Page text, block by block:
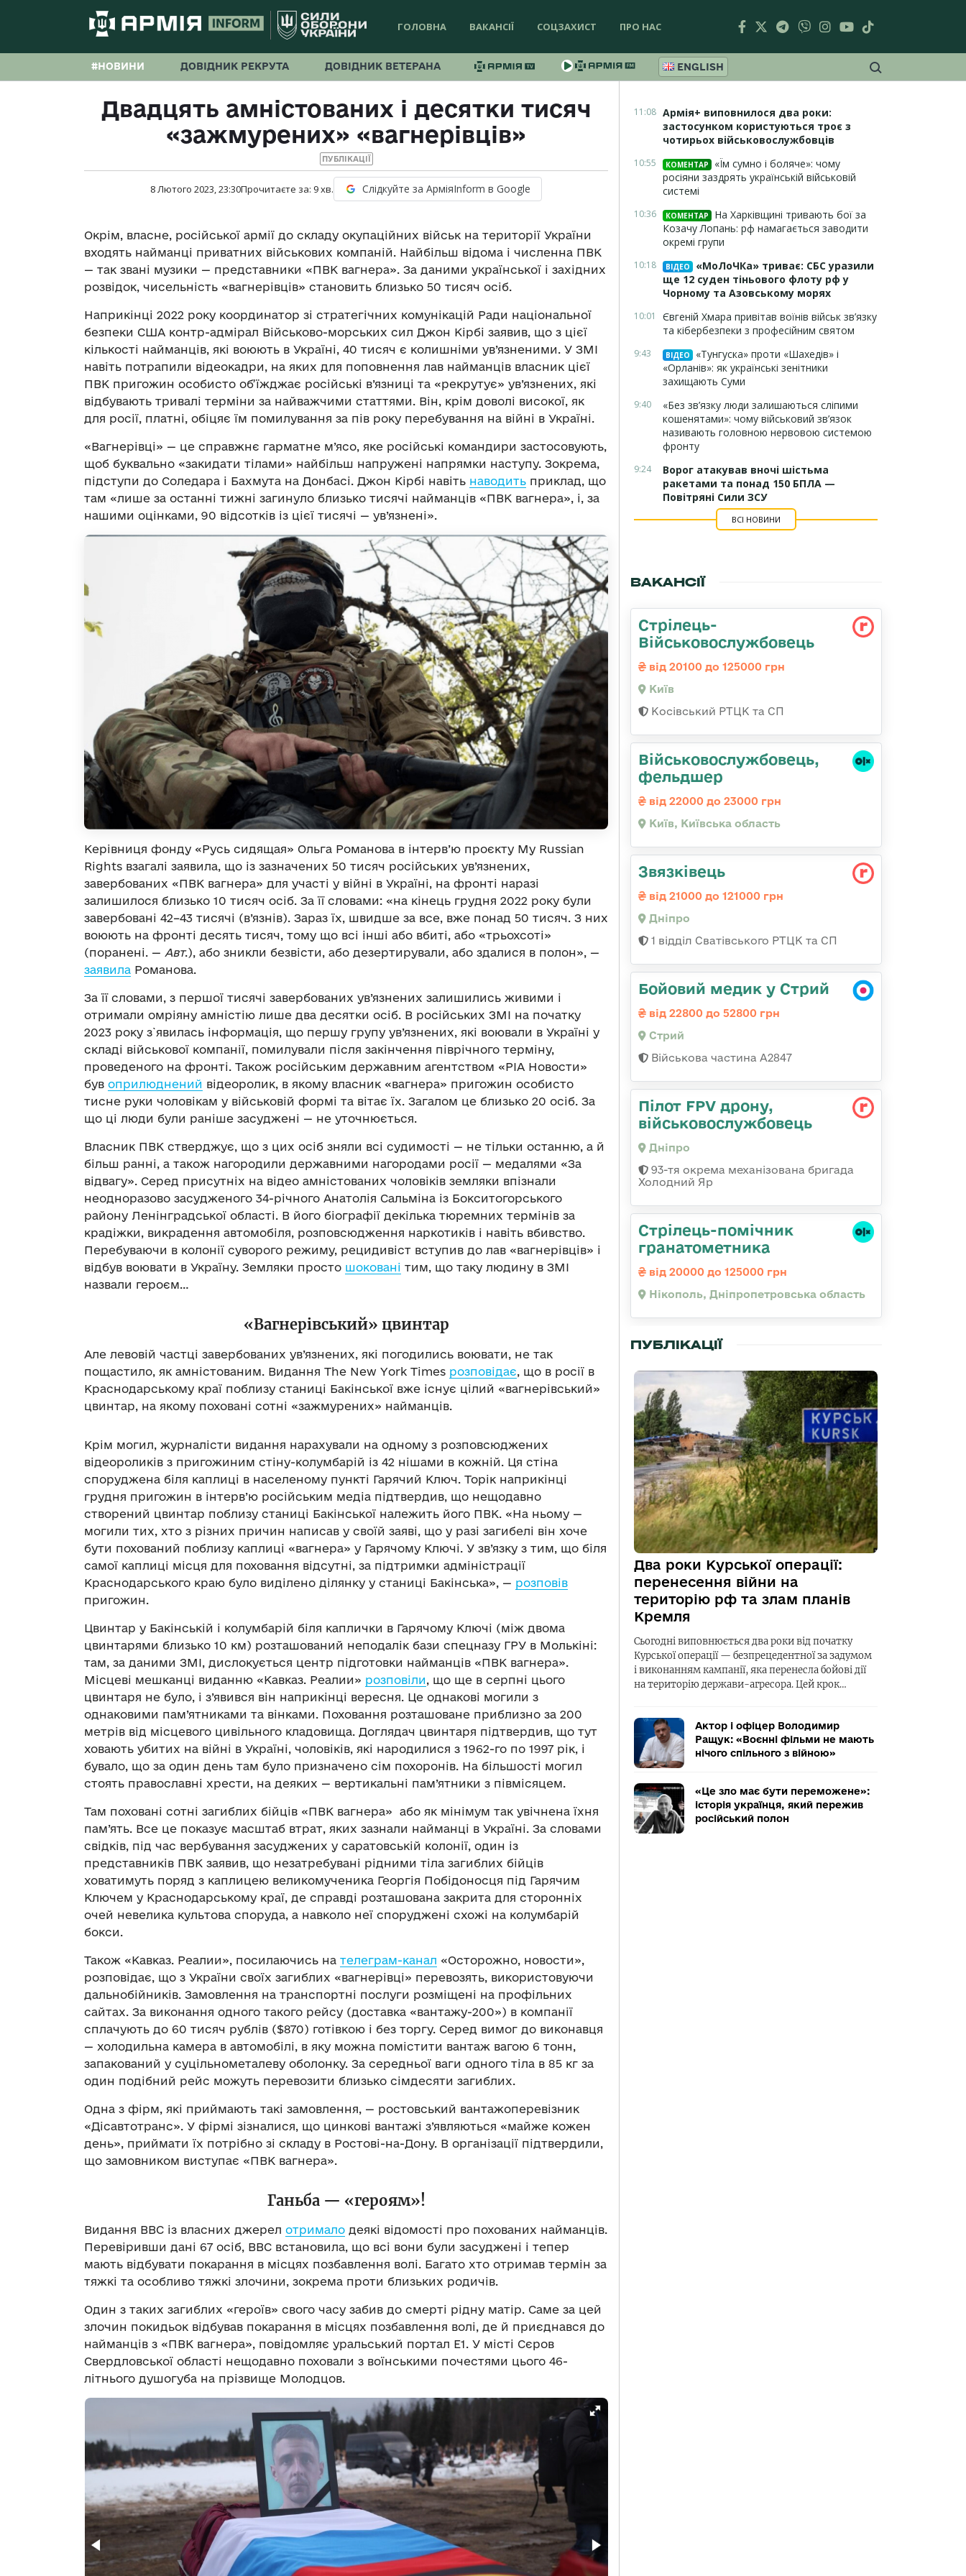
ГОЛОВНА ВАКАНСІЇ СОЦЗАХИСТ ПРО НАС
#НОВИНИ ДОВІДНИК РЕКРУТА ДОВІДНИК ВЕТЕРАНА ENGLISH
Двадцять амністованих і десятки тисяч
«зажмурених» «вагнерівців»
ПУБЛІКАЦІЇ
8 Лютого 2023, 23:30Прочитаєте за: 9хв. Слідкуйте за АрміяInform в Google
Окрім, власне, російської армії до складу окупаційних військ на території України
входять найманці приватних військових компаній. Найбільш відома і численна ПВК
— так звані музики — представники «ПВК вагнера». За даними української і західних
розвідок, чисельність «вагнерівців» становить близько 50 тисяч осіб.
Наприкінці 2022 року координатор зі стратегічних комунікацій Ради національної
безпеки США контр-адмірал Військово-морських сил Джон Кірбі заявив, що з цієї
кількості найманців, які воюють в Україні, 40 тисяч є колишніми ув’язненими. У ЗМІ
навіть потрапили відеокадри, на яких для поповнення лав найманців власник цієї
ПВК пригожин особисто об’їжджає російські в’язниці та «рекрутує» ув’язнених, які
відбувають тривалі терміни за найважчими статтями. Він, крім доволі високої, як
для росії, платні, обіцяє їм помилування за пів року перебування на війні в Україні.
«Вагнерівці» — це справжнє гарматне м’ясо, яке російські командири застосовують,
щоб буквально «закидати тілами» найбільш напружені напрямки наступу. Зокрема,
підступи до Соледара і Бахмута на Донбасі. Джон Кірбі навіть наводить приклад, що
там «лише за останні тижні загинуло близько тисячі найманців «ПВК вагнера», і, за
нашими оцінками, 90 відсотків із цієї тисячі — ув’язнені».
Керівниця фонду «Русь сидящая» Ольга Романова в інтерв’ю проєкту My Russian
Rights взагалі заявила, що із зазначених 50 тисяч російських ув’язнених,
завербованих «ПВК вагнера» для участі у війні в Україні, на фронті наразі
залишилося близько 10 тисяч осіб. За її словами: «на кінець грудня 2022 року були
завербовані 42–43 тисячі (в’язнів). Зараз їх, швидше за все, вже понад 50 тисяч. З них
воюють на фронті десять тисяч, тому що всі інші або вбиті, або «трьохсоті»
(поранені. — Авт.), або зникли безвісти, або дезертирували, або здалися в полон», —
заявила Романова.
За її словами, з першої тисячі завербованих ув’язнених залишились живими і
отримали омріяну амністію лише два десятки осіб. В російських ЗМІ на початку
2023 року з`явилась інформація, що першу групу ув’язнених, які воювали в Україні у
складі військової компанії, помилували після закінчення піврічного терміну,
проведеного на фронті. Також російським державним агентством «РІА Новости»
був оприлюднений відеоролик, в якому власник «вагнера» пригожин особисто
тисне руки чоловікам у військовій формі та вітає їх. Загалом це близько 20 осіб. За
що ці люди були раніше засуджені — не уточнюється.
Власник ПВК стверджує, що з цих осіб зняли всі судимості — не тільки останню, а й
більш ранні, а також нагородили державними нагородами росії — медалями «За
відвагу». Серед присутніх на відео амністованих чоловіків земляки впізнали
неодноразово засудженого 34-річного Анатолія Сальміна із Бокситогорського
району Ленінградської області. В його біографії декілька тюремних термінів за
крадіжки, викрадення автомобіля, розповсюдження наркотиків і навіть вбивство.
Перебуваючи в колонії суворого режиму, рецидивіст вступив до лав «вагнерівців» і
відбув воювати в Україну. Земляки просто шоковані тим, що таку людину в ЗМІ
назвали героєм…
«Вагнерівський» цвинтар
Але левовій частці завербованих ув’язнених, які погодились воювати, не так
пощастило, як амністованим. Видання The New York Times розповідає, що в росії в
Краснодарському краї поблизу станиці Бакінської вже існує цілий «вагнерівський»
цвинтар, на якому поховані сотні «зажмурених» найманців.
Крім могил, журналісти видання нарахували на одному з розповсюджених
відеороликів з пригожиним стіну-колумбарій із 42 нішами в кожній. Ця стіна
споруджена біля каплиці в населеному пункті Гарячий Ключ. Торік наприкінці
грудня пригожин в інтерв’ю російським медіа підтвердив, що нещодавно
створений цвинтар поблизу станиці Бакінської належить його ПВК. «На ньому —
могили тих, хто з різних причин написав у своїй заяві, що у разі загибелі він хоче
бути похований поблизу каплиці «вагнера» у Гарячому Ключі. У зв’язку з тим, що біля
самої каплиці місця для поховання відсутні, за підтримки адміністрації
Краснодарського краю було виділено ділянку у станиці Бакінська», — розповів
пригожин.
Цвинтар у Бакінській і колумбарій біля каплички в Гарячому Ключі (між двома
цвинтарями близько 10 км) розташований неподалік бази спецназу ГРУ в Молькіні:
там, за даними ЗМІ, дислокується центр підготовки найманців «ПВК вагнера».
Місцеві мешканці виданню «Кавказ. Реалии» розповіли, що ще в серпні цього
цвинтаря не було, і з’явився він наприкінці вересня. Це однакові могили з
однаковими пам’ятниками та вінками. Поховання розташоване приблизно за 200
метрів від місцевого цивільного кладовища. Доглядач цвинтаря підтвердив, що тут
ховають убитих на війні в Україні, чоловіків, які народилися з 1962-го по 1997 рік, і
бувало, що за один день там було призначено сім похоронів. На більшості могил
стоять православні хрести, на деяких — вертикальні пам’ятники з півмісяцем.
Там поховані сотні загиблих бійців «ПВК вагнера» або як мінімум так увічнена їхня
пам’ять. Все це показує масштаб втрат, яких зазнали найманці в Україні. За словами
свідків, під час вербування засуджених у саратовській колонії, один із
представників ПВК заявив, що незатребувані рідними тіла загиблих бійців
ховатимуть поряд з каплицею великомученика Георгія Побідоносця під Гарячим
Ключем у Краснодарському краї, де справді розташована закрита для сторонніх
очей невелика культова споруда, а навколо неї споруджені схожі на колумбарій
бокси.
Також «Кавказ. Реалии», посилаючись на телеграм-канал «Осторожно, новости»,
розповідає, що з України своїх загиблих «вагнерівці» перевозять, використовуючи
дальнобійників. Замовлення на транспортні послуги розміщені на профільних
сайтах. За виконання одного такого рейсу (доставка «вантажу-200») в компанії
сплачують до 60 тисяч рублів ($870) готівкою і без торгу. Серед вимог до виконавця
— холодильна камера в автомобілі, в яку можна помістити вантаж вагою 6 тонн,
запакований у суцільнометалеву оболонку. За середньої ваги одного тіла в 85 кг за
один подібний рейс можуть перевозити близько сімдесяти загиблих.
Одна з фірм, які приймають такі замовлення, — ростовський вантажоперевізник
«Дісавтотранс». У фірмі зізналися, що цинкові вантажі з’являються «майже кожен
день», приймати їх потрібно зі складу в Ростові-на-Дону. В організації підтвердили,
що замовником виступає «ПВК вагнера».
Ганьба — «героям»!
Видання ВВС із власних джерел отримало деякі відомості про похованих найманців.
Перевіривши дані 67 осіб, ВВС встановила, що всі вони були засуджені і тепер
мають відбувати покарання в місцях позбавлення волі. Багато хто отримав термін за
тяжкі та особливо тяжкі злочини, зокрема проти близьких родичів.
Один з таких загиблих «героїв» свого часу забив до смерті рідну матір. Саме за цей
злочин покидьок відбував покарання в місцях позбавлення волі, де й приєднався до
найманців з «ПВК вагнера», повідомляє уральський портал Е1. У місті Сєров
Свердловської області нещодавно поховали з воїнськими почестями цього 46-
літнього душогуба на прізвище Молодцов.
11:08 Армія+ виповнилося два роки:
застосунком користуються троє з
чотирьох військовослужбовців
10:55 КОМЕНТАР
«Їм сумно і боляче»: чому
росіяни заздрять українській військовій
системі
10:36 КОМЕНТАР
На Харківщині тривають бої за
Козачу Лопань: рф намагається заводити
окремі групи
10:18 ВІДЕО
«МоЛоЧКа» триває: СБС уразили
ще 12 суден тіньового флоту рф у
Чорному та Азовському морях
10:01
Євгеній Хмара привітав воїнів військ зв’язку
та кібербезпеки з професійним святом
9:43 ВІДЕО
«Тунгуска» проти «Шахедів» і
«Орланів»: як українські зенітники
захищають Суми
9:40
«Без зв’язку люди залишаються сліпими
кошенятами»: чому військовий зв’язок
називають головною нервовою системою
фронту
9:24
Ворог атакував вночі шістьма
ракетами та понад 150 БПЛА —
Повітряні Сили ЗСУ
ВСІ НОВИНИ
ВАКАНСІЇ
Стрілець-
Військовослужбовець
від 20100 до 125000 грн
Київ
Косівський РТЦК та СП
Військовослужбовець,
фельдшер
від 22000 до 23000 грн
Київ, Київська область
Звязківець
від 21000 до 121000 грн
Дніпро
1 відділ Сватівського РТЦК та СП
Бойовий медик у Стрий
від 22800 до 52800 грн
Стрий
Військова частина А2847
Пілот FPV дрону,
військовослужбовець
Дніпро
93-тя окрема механізована бригада
Холодний Яр
Стрілець-помічник
гранатометника
від 20000 до 125000 грн
Нікополь, Дніпропетровська область
ПУБЛІКАЦІЇ
Два роки Курської операції:
перенесення війни на
територію рф та злам планів
Кремля
Сьогодні виповнюється два роки від початку
Курської операції — безпрецедентної за задумом
і виконанням кампанії, яка перенесла бойові дії
на територію держави-агресора. Цей крок…
Актор і офіцер Володимир
Ращук: «Воєнні фільми не мають
нічого спільного з війною»
«Це зло має бути переможене»:
історія українця, який пережив
російський полон